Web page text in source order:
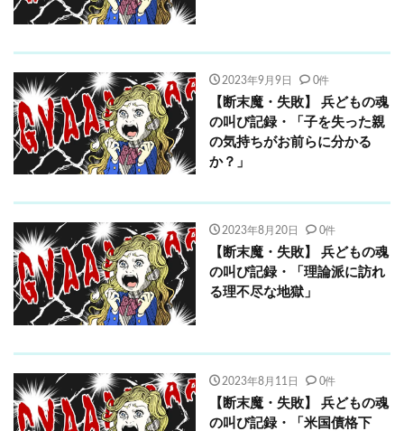
2023年9月9日 0件
【断末魔・失敗】 兵どもの魂
の叫び記録・「子を失った親
の気持ちがお前らに分かる
か？」
2023年8月20日 0件
【断末魔・失敗】 兵どもの魂
の叫び記録・「理論派に訪れ
る理不尽な地獄」
2023年8月11日 0件
【断末魔・失敗】 兵どもの魂
の叫び記録・「米国債格下